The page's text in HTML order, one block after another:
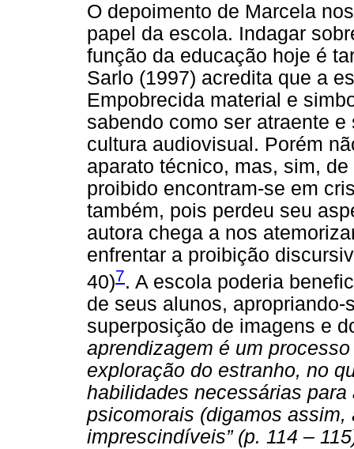
O depoimento de Marcela
papel da escola. Indagar
função da educação hoje é
Sarlo (1997) acredita que a
Empobrecida material e
sabendo como ser atraente
cultura audiovisual. Porém
aparato técnico, mas, sim,
proibido encontram-se em
também, pois perdeu seu
autora chega a nos
enfrentar a proibição
40)7. A escola poderia
de seus alunos,
superposição de imagens e
aprendizagem é um
exploração do estranho, no
habilidades necessárias
psicomorais (digamos assim,
imprescindíveis” (p. 114 –